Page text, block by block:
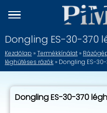
Dongling ES-30-370
Kezdőlap »Termékkínálat»
léghűtéses rázók» Dongling ES-
Dongling ES-30-370